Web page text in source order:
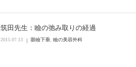
筑田先生：瞼の弛み取りの経過
2015.07.13 眼瞼下垂 瞼の美容外科